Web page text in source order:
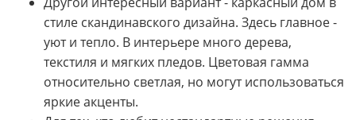
стиле скандинавского дизайна. Здесь главное -
уют и тепло. В интерьере много дерева,
текстиля и мягких пледов. Цветовая гамма
относительно светлая, но могут использоваться
яркие акценты.